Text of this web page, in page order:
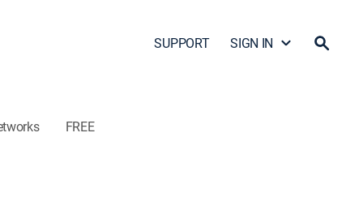
SUPPORT SIGN IN
FREE